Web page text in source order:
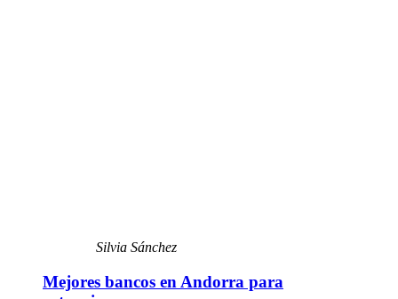
Silvia Sánchez
Mejores bancos en Andorra para